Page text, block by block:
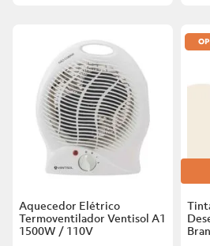
Aquecedor Elétrico
Termoventilador Ventisol A1
1500W / 110V